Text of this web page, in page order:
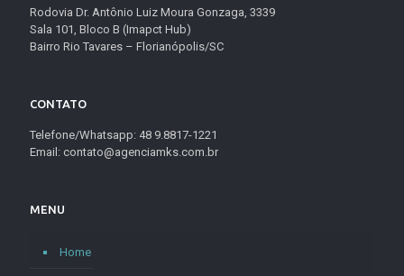
Rodovia Dr. Antônio Luiz Moura Gonzaga, 3339
Sala 101, Bloco B (Imapct Hub)
Bairro Rio Tavares – Florianópolis/SC
CONTATO
Telefone/Whatsapp: 48 9.8817-1221
Email: contato@agenciamks.com.br
MENU
Home